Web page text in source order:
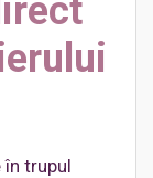
trupul